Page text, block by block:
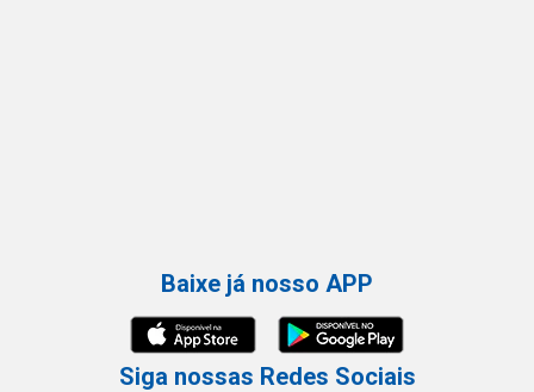
Baixe já nosso APP
Siga nossas Redes Sociais